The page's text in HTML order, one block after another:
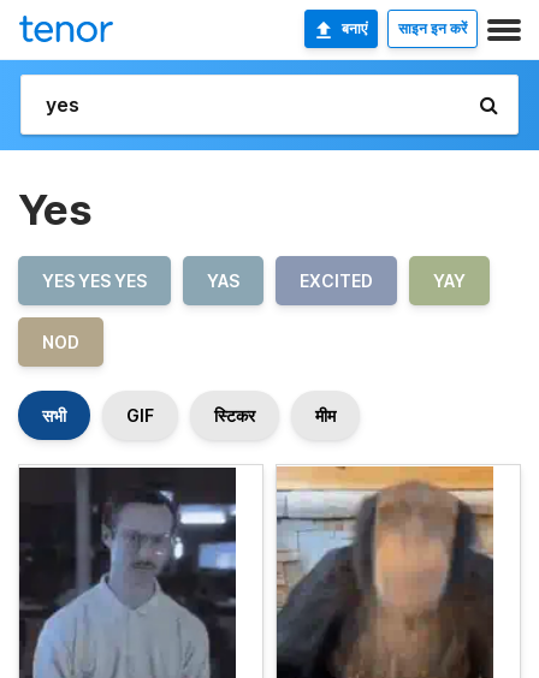
बनाएं साइन इन करें
Yes
YES YES YES YAS EXCITED YAY
NOD
सभी GIF स्टिकर मीम